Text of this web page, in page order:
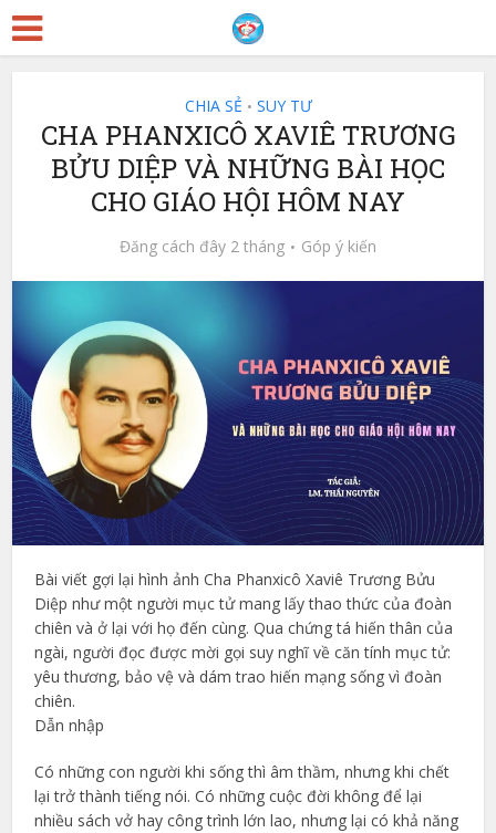
CHIA SẺ • SUY TƯ
CHA PHANXICÔ XAVIÊ TRƯƠNG
BỬU DIỆP VÀ NHỮNG BÀI HỌC
CHO GIÁO HỘI HÔM NAY
Đăng cách đây 2 tháng Góp ý kiến
Bài viết gợi lại hình ảnh Cha Phanxicô Xaviê Trương Bửu
Diệp như một người mục tử mang lấy thao thức của đoàn
chiên và ở lại với họ đến cùng. Qua chứng tá hiến thân của
ngài, người đọc được mời gọi suy nghĩ về căn tính mục tử:
yêu thương, bảo vệ và dám trao hiến mạng sống vì đoàn
chiên.
Dẫn nhập
Có những con người khi sống thì âm thầm, nhưng khi chết
lại trở thành tiếng nói. Có những cuộc đời không để lại
nhiều sách vở hay công trình lớn lao, nhưng lại có khả năng